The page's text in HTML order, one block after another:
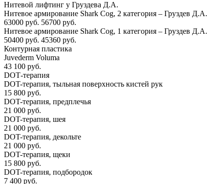
Нитевой лифтинг у Груздева Д.А.
Нитевое армирование Shark Cog, 2 категория – Груздев Д.А.
63000 руб. 56700 руб.
Нитевое армирование Shark Cog, 1 категория – Груздев Д.А.
50400 руб. 45360 руб.
Контурная пластика
Juvederm Voluma
43 100 руб.
DОТ-терапия
DOT-терапия, тыльная поверхность кистей рук
15 800 руб.
DOT-терапия, предплечья
21 000 руб.
DOT-терапия, шея
21 000 руб.
DOT-терапия, декольте
21 000 руб.
DOT-терапия, щеки
15 800 руб.
DOT-терапия, подбородок
7 400 руб.